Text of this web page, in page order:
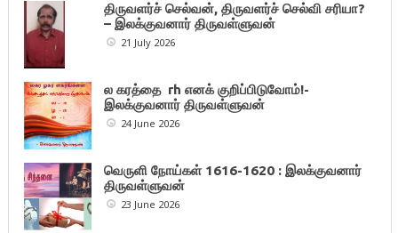
திருவளர்ச் செல்வன், திருவளர்ச் செல்வி சரியா?
– இலக்குவனார் திருவள்ளுவன்
21 July 2026
ல கரத்தை rh எனக் குறிப்பிடுவோம்!-
இலக்குவனார் திருவள்ளுவன்
24 June 2026
வெருளி நோய்கள் 1616-1620 : இலக்குவனார்
திருவள்ளுவன்
23 June 2026